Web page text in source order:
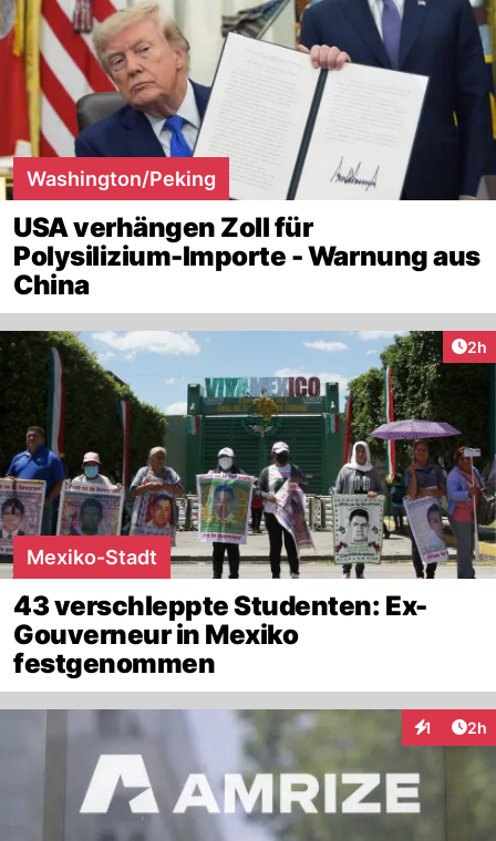
Washington/Peking
USA verhängen Zoll für
Polysilizium-Importe - Warnung aus
China
2h
Mexiko-Stadt
43 verschleppte Studenten: Ex-
Gouverneur in Mexiko
festgenommen
1 2h